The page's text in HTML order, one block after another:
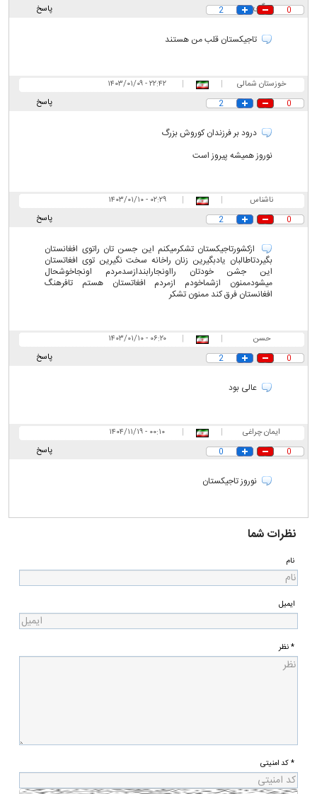
چگنی
پاسخ
0
2
تاجیکستان قلب من هستند
خوزستان شمالی |
|
۲۲:۴۲ - ۱۴۰۳/۰۱/۰۹
پاسخ
0
2
درود بر فرزندان کوروش بزرگ
نوروز همیشه پیروز است
ناشناس |
|
۰۲:۲۹ - ۱۴۰۳/۰۱/۱۰
پاسخ
0
2
ازکشورتاجیکستان تشکرمیکنم این جسن تان راتوی افغانستان
بگیردتاطالبان یادبگیرین زنان راخانه سخت نگیرین توی افغاتستان
این جشن خودتان رااونجارابندازسدمردم اونجاخوشحال
میشودممنون ازشماخودم ازمردم افغاتستان هستم تافرهنگ
افغانستان فرق کند ممنون تشکر
حسن |
|
۰۶:۲۰ - ۱۴۰۳/۰۱/۱۰
پاسخ
0
2
عالی بود
ایمان چراغی |
|
۰۰:۱۰ - ۱۴۰۴/۱۱/۱۹
پاسخ
0
0
نوروز تاجیکستان
نظرات شما
نام
ایمیل
* نظر
* کد امنیتی